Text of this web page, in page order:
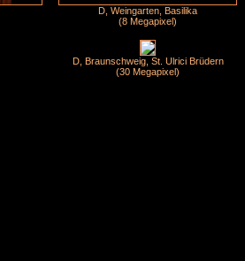
D, Weingarten, Basilika
(8 Megapixel)
D, Braunschweig, St. Ulrici Brüdern
(30 Megapixel)